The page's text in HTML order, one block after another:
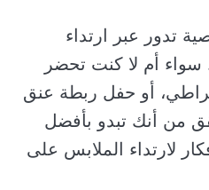
تدور عبر ارتداء
سواء أم لا كنت تحضر
أو حفل ربطة عنق
من أنك تبدو بأفضل
لارتداء الملابس على